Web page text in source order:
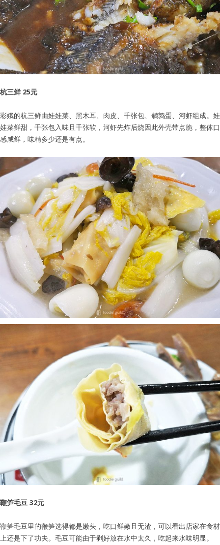
用户名或Email
杭三鲜 25元
彩娥的杭三鲜由娃娃菜、黑木耳、肉皮、千张包、鹌鹑蛋、河虾组成。娃
娃菜鲜甜，千张包入味且千张软，河虾先炸后烧因此外壳带点脆，整体口
感咸鲜，味精多少还是有点。
鞭笋毛豆 32元
鞭笋毛豆里的鞭笋选得都是嫩头，吃口鲜嫩且无渣，可以看出店家在食材
上还是下了功夫。毛豆可能由于剥好放在水中太久，吃起来水味明显。